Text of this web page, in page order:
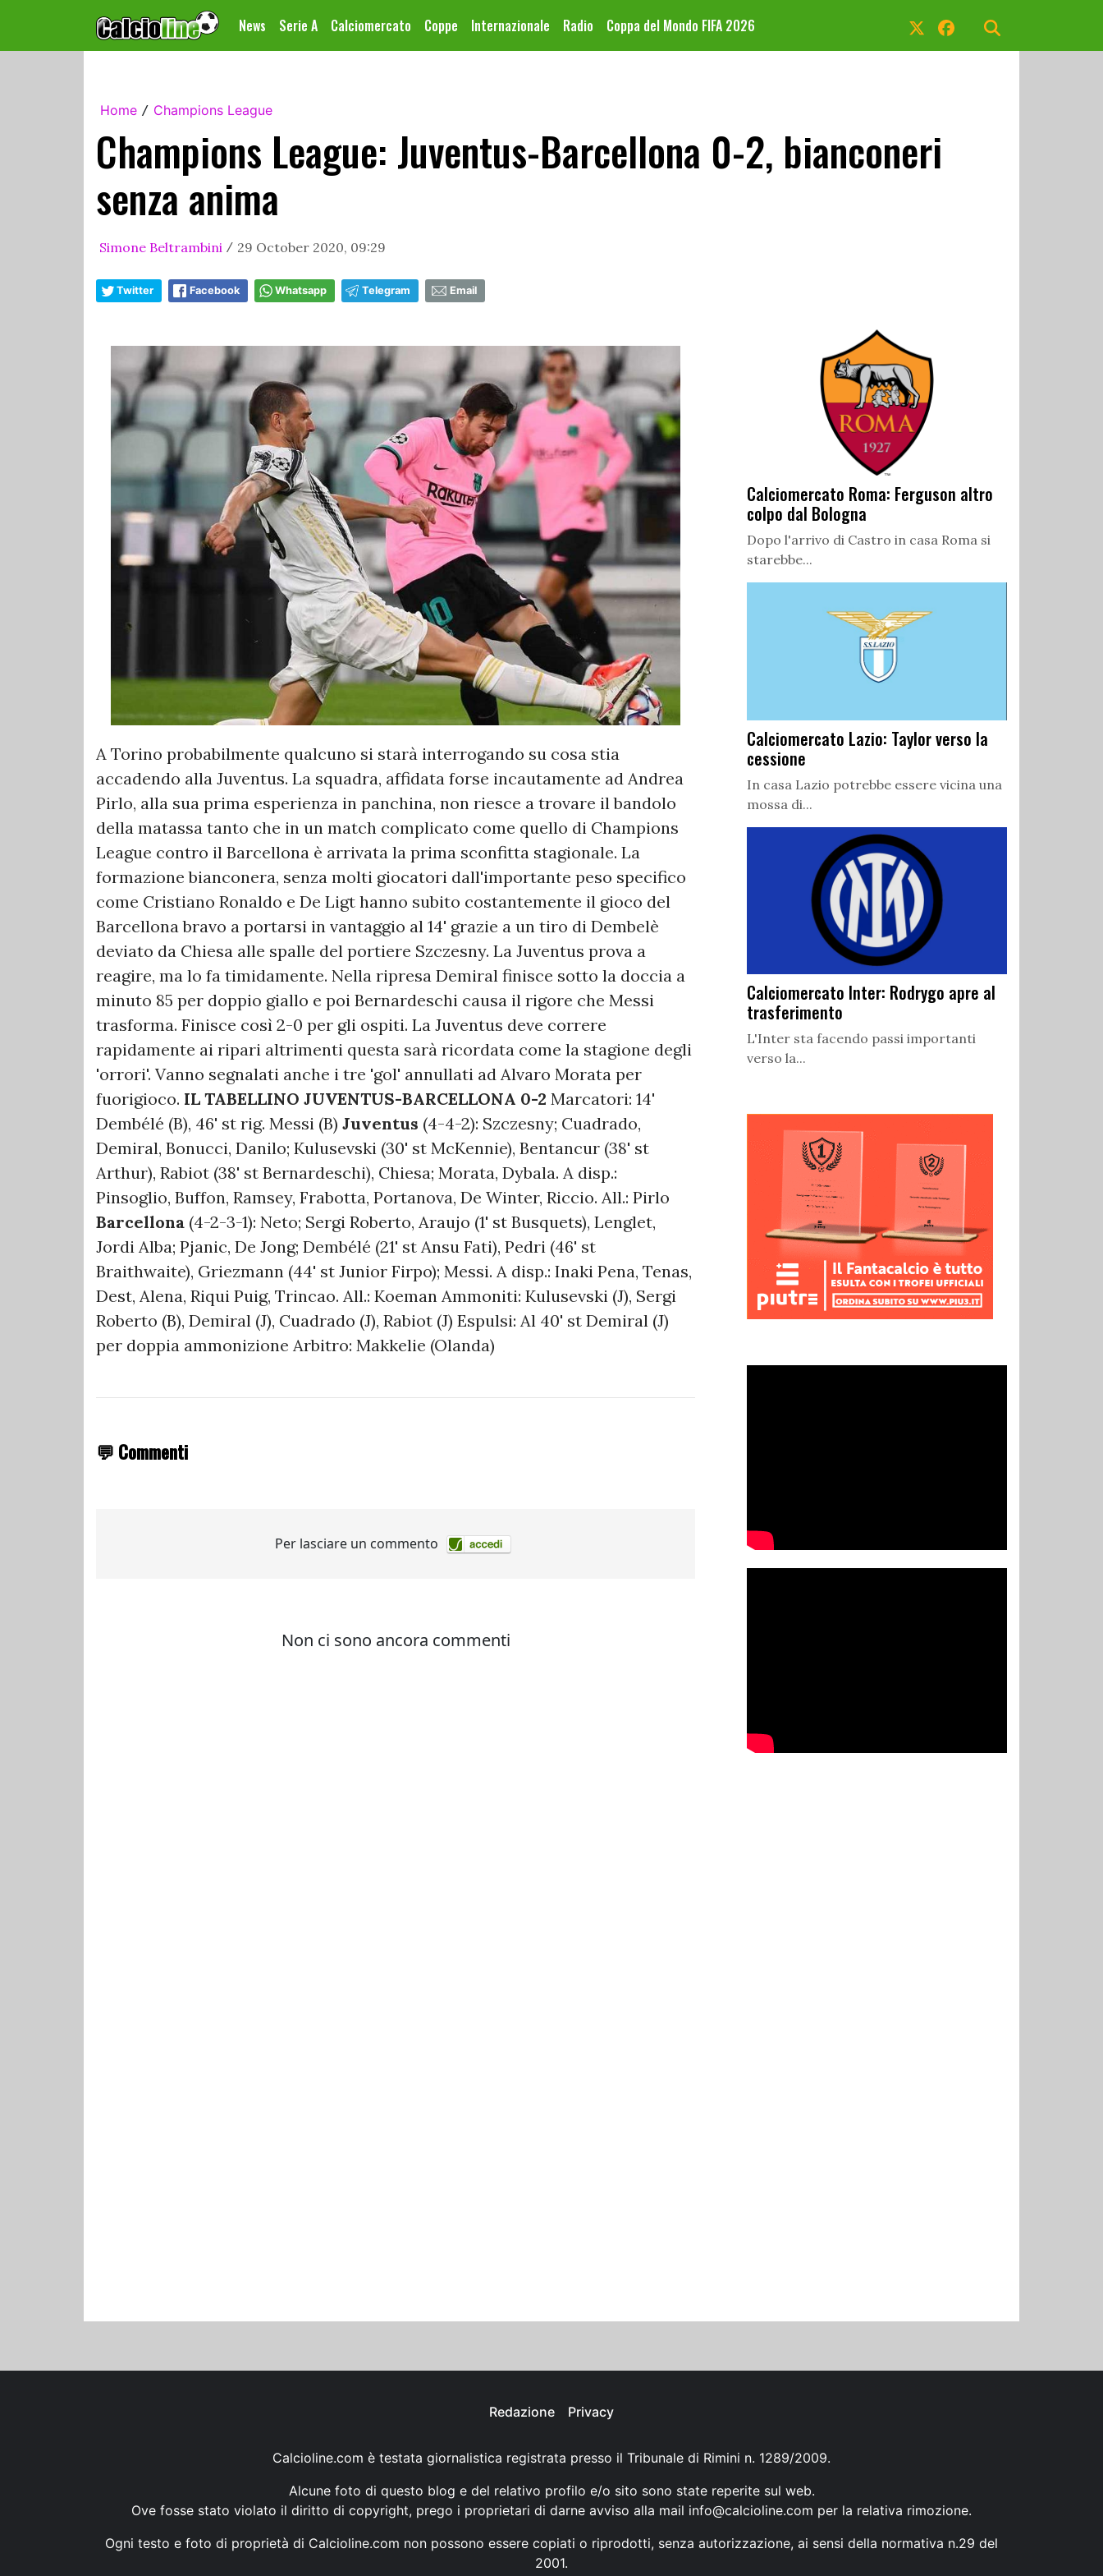
News Serie A Calciomercato Coppe Internazionale Radio Coppa del Mondo FIFA 2026
Home / Champions League
Champions League: Juventus-Barcellona 0-2, bianconeri
senza anima
Simone Beltrambini / 29 October 2020, 09:29
Twitter Facebook Whatsapp Telegram Email
A Torino probabilmente qualcuno si starà interrogando su cosa stia
accadendo alla Juventus. La squadra, affidata forse incautamente ad Andrea
Pirlo, alla sua prima esperienza in panchina, non riesce a trovare il bandolo
della matassa tanto che in un match complicato come quello di Champions
League contro il Barcellona è arrivata la prima sconfitta stagionale. La
formazione bianconera, senza molti giocatori dall'importante peso specifico
come Cristiano Ronaldo e De Ligt hanno subito costantemente il gioco del
Barcellona bravo a portarsi in vantaggio al 14' grazie a un tiro di Dembelè
deviato da Chiesa alle spalle del portiere Szczesny. La Juventus prova a
reagire, ma lo fa timidamente. Nella ripresa Demiral finisce sotto la doccia a
minuto 85 per doppio giallo e poi Bernardeschi causa il rigore che Messi
trasforma. Finisce così 2-0 per gli ospiti. La Juventus deve correre
rapidamente ai ripari altrimenti questa sarà ricordata come la stagione degli
'orrori'. Vanno segnalati anche i tre 'gol' annullati ad Alvaro Morata per
fuorigioco. IL TABELLINO JUVENTUS-BARCELLONA 0-2 Marcatori: 14'
Dembélé (B), 46' st rig. Messi (B) Juventus (4-4-2): Szczesny; Cuadrado,
Demiral, Bonucci, Danilo; Kulusevski (30' st McKennie), Bentancur (38' st
Arthur), Rabiot (38' st Bernardeschi), Chiesa; Morata, Dybala. A disp.:
Pinsoglio, Buffon, Ramsey, Frabotta, Portanova, De Winter, Riccio. All.: Pirlo
Barcellona (4-2-3-1): Neto; Sergi Roberto, Araujo (1' st Busquets), Lenglet,
Jordi Alba; Pjanic, De Jong; Dembélé (21' st Ansu Fati), Pedri (46' st
Braithwaite), Griezmann (44' st Junior Firpo); Messi. A disp.: Inaki Pena, Tenas,
Dest, Alena, Riqui Puig, Trincao. All.: Koeman Ammoniti: Kulusevski (J), Sergi
Roberto (B), Demiral (J), Cuadrado (J), Rabiot (J) Espulsi: Al 40' st Demiral (J)
per doppia ammonizione Arbitro: Makkelie (Olanda)
💬 Commenti
Calciomercato Roma: Ferguson altro
colpo dal Bologna
Dopo l'arrivo di Castro in casa Roma si
starebbe...
Calciomercato Lazio: Taylor verso la
cessione
In casa Lazio potrebbe essere vicina una
mossa di...
Calciomercato Inter: Rodrygo apre al
trasferimento
L'Inter sta facendo passi importanti
verso la...
Redazione Privacy
Calcioline.com è testata giornalistica registrata presso il Tribunale di Rimini n. 1289/2009.
Alcune foto di questo blog e del relativo profilo e/o sito sono state reperite sul web.
Ove fosse stato violato il diritto di copyright, prego i proprietari di darne avviso alla mail info@calcioline.com per la relativa rimozione.
Ogni testo e foto di proprietà di Calcioline.com non possono essere copiati o riprodotti, senza autorizzazione, ai sensi della normativa n.29 del
2001.